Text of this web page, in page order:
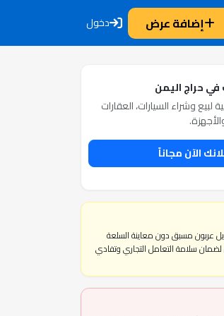
إضافة عرض دخول
في حراج اليمن
وشراء السيارات، العقارات
الآن مجاناً
عربون مسبق دون معاينة السلعة
سلامة التعامل التجاري وتفادي